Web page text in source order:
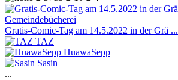
Gratis-Comic-Tag am 14.5.2022 in der Grä ...
TAZ
HuawaSepp
Sasin
...